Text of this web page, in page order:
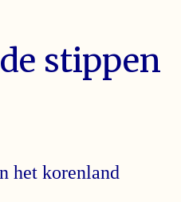
stippen
het korenland